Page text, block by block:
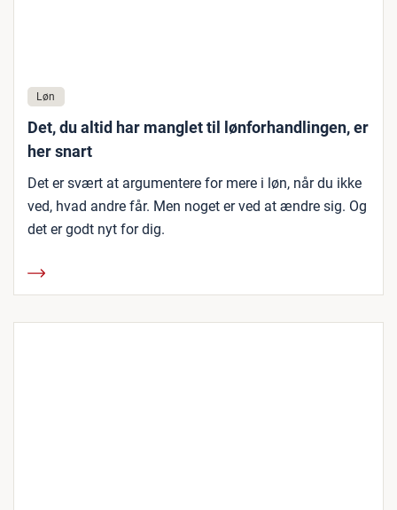
Løn
Det, du altid har manglet til lønforhandlingen, er
her snart
Det er svært at argumentere for mere i løn, når du ikke
ved, hvad andre får. Men noget er ved at ændre sig. Og
det er godt nyt for dig.